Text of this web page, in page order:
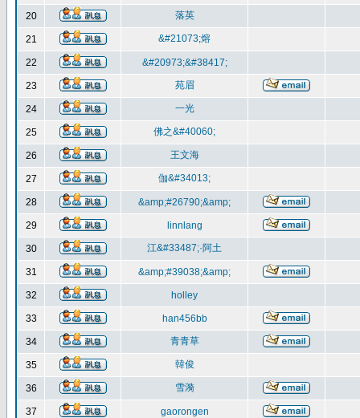
20 落英
21 &#21073;熔
22 &#20973;&#38417;
23 苑眉
24 一光
25 佛之&#40060;
26 王文海
27 伽&#34013;
28 &amp;#26790;&amp;
29 linnlang
30 江&#33487;·阿土
31 &amp;#39038;&amp;
32 holley
33 han456bb
34 青青草
35 韓俊
36 雪漪
37 gaorongen